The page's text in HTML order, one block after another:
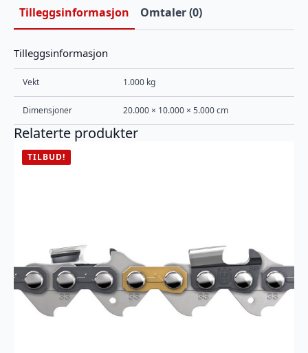
Tilleggsinformasjon Omtaler (0)
Tilleggsinformasjon
Vekt 1.000 kg
Dimensjoner 20.000 × 10.000 × 5.000 cm
Relaterte produkter
TILBUD!